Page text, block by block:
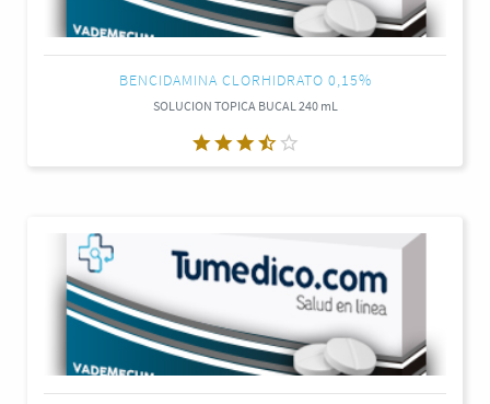
BENCIDAMINA CLORHIDRATO 0,15%
SOLUCION TOPICA BUCAL 240 mL